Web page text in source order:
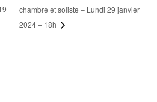
chambre et soliste – Lundi 29 janvier
2024 – 18h